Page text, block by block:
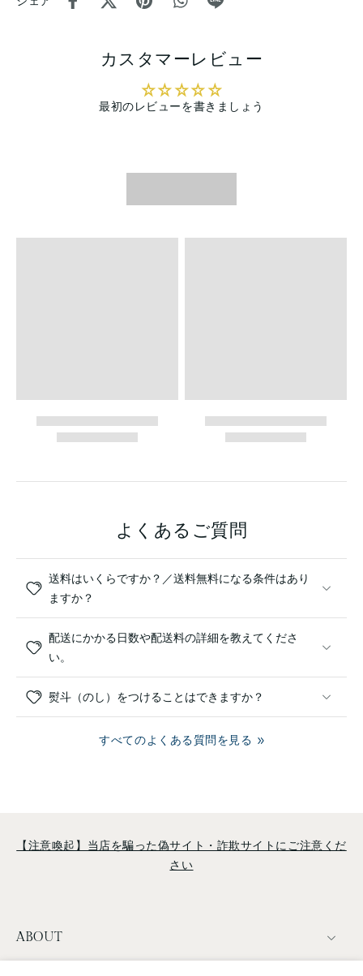
カスタマーレビュー
最初のレビューを書きましょう
よくあるご質問
送料はいくらですか？／送料無料になる条件はあり
ますか？
配送にかかる日数や配送料の詳細を教えてくださ
い。
熨斗（のし）をつけることはできますか？
すべてのよくある質問を見る
【注意喚起】当店を騙った偽サイト・詐欺サイトにご注意くだ
さい
ABOUT